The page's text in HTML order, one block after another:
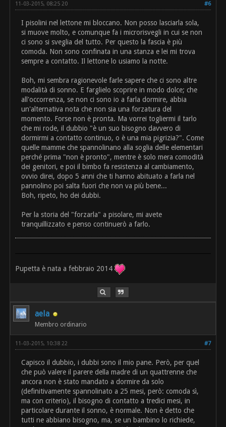
#6
11-03-2015, 08:25 20
I pisolini nel lettone mi bloccano. Non posso lasciarla sola,
si muove molto, e comunque fa i microrisvegli in cui se non
ci sono si sveglia del tutto. Per questo la fascia è più
comoda. Non sono confinata in una stanza e lei mi trova
sempre a contatto. Il lettone lo usiamo la notte.
Boh, mi sembra ragionevole farle sapere che ci sono altre
modalità di sonno. E farglielo scoprire in modo dolce; che
all'occorrenza, se non ci sono io a farla dormire, abbia
un'alternativa nota che non sia una forzatura del
momento. Forse non è pronta. Ma vorrei togliermi il tarlo
che mi rode, il dubbio "è un suo bisogno davvero di
dormirmi a contatto continuo, o è una mia pigrizia?". Come
quelle mamme che spannolinano alla soglia delle elementari
perché prima "non è pronto", mentre è solo mera comodità
dei genitori, e poi il bimbo fa resistenza al cambiamento,
ovvio direi, dopo 5 anni che ti hanno abituato a farla nel
pannolino poi salta fuori che non va più bene...
Boh, ripeto, ho dei dubbi.
Per la storia del "forzarla" a pisolare, mi avete
tranquillizzato e penso continuerò a farlo.
Pupetta è nata a febbraio 2014
aela
Membro ordinario
#7
11-03-2015, 10:38 22
Capisco il dubbio, i dubbi sono il mio pane. Però, per quel
che può valere il parere della madre di un quattrenne che
ancora non è stato mandato a dormire da solo
(definitivamente spannolinato a 25 mesi, però: comoda sì,
ma con criterio), il bisogno di contatto a tredici mesi, in
particolare durante il sonno, è normale. Non è detto che
tutti ne abbiano bisogno, ma, se un bambino lo richiede,